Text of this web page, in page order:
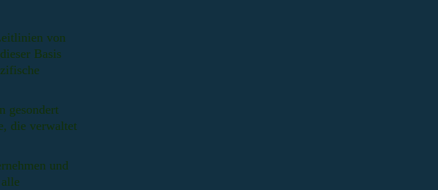
von
Basis
gesondert
die verwaltet
und